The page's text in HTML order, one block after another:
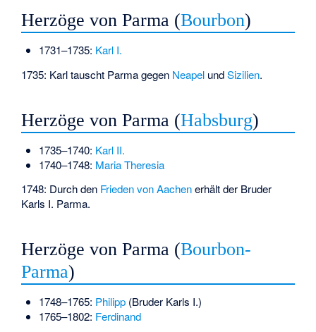
Herzöge von Parma (Bourbon)
1731–1735: Karl I.
1735: Karl tauscht Parma gegen Neapel undSizilien.
Herzöge von Parma (Habsburg)
1735–1740: Karl II.
1740–1748: Maria Theresia
1748: Durch den Frieden von Aachenerhält der Bruder
Karls I. Parma.
Herzöge von Parma (Bourbon-
Parma)
1748–1765: Philipp(Bruder Karls I.)
1765–1802: Ferdinand